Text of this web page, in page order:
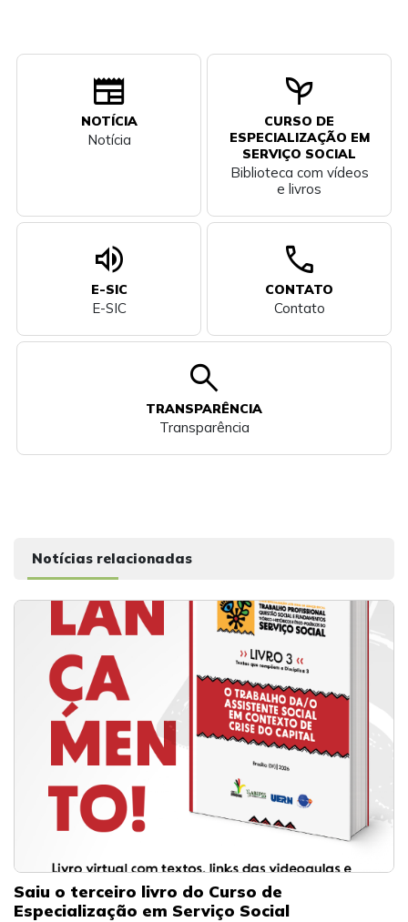
newspaper
NOTÍCIA
Notícia
psychiatry
CURSO DE
ESPECIALIZAÇÃO EM
SERVIÇO SOCIAL
Biblioteca com vídeos
e livros
volume_up
E-SIC
E-SIC
call
CONTATO
Contato
search
TRANSPARÊNCIA
Transparência
Notícias relacionadas
Saiu o terceiro livro do Curso de
Especialização em Serviço Social